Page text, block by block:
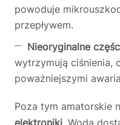
powoduje
przepływem.
Nieoryginalne
wytrzymują ciśnienia,
poważniejszymi
Poza tym amatorskie
elektroniki. Woda